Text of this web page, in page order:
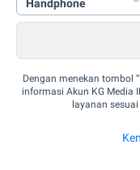
Handphone
Dengan menekan tombol
informasi Akun KG Media
layanan sesuai